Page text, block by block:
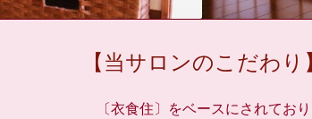
【当サロンのこだわり
〔衣食住〕をベースにされており